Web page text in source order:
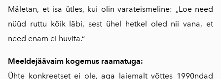
Mäletan, et isa ütles, kui olin varateismeline: „Loe need
nüüd ruttu kõik läbi, sest ühel hetkel oled nii vana, et
need enam ei huvita.“
Meeldejäävaim kogemus raamatuga:
Ühte konkreetset ei ole, aga laiemalt võttes 1990ndad